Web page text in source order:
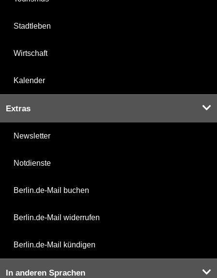
Stadtleben
Wirtschaft
Kalender
Extras
Newsletter
Notdienste
Berlin.de-Mail buchen
Berlin.de-Mail widerrufen
Berlin.de-Mail kündigen
In anderen Sprachen